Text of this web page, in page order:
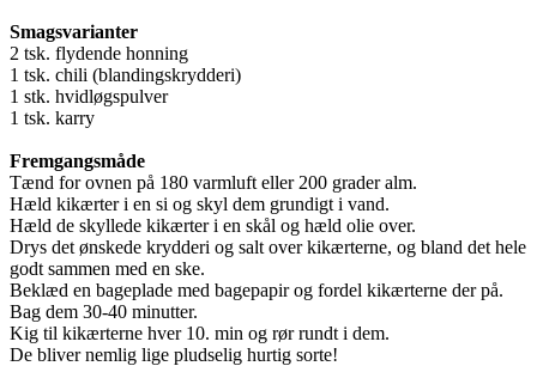
Smagsvarianter
2 tsk. flydende honning
1 tsk. chili (blandingskrydderi)
1 stk. hvidløgspulver
1 tsk. karry
Fremgangsmåde
Tænd for ovnen på 180 varmluft eller 200 grader alm.
Hæld kikærter i en si og skyl dem grundigt i vand.
Hæld de skyllede kikærter i en skål og hæld olie over.
Drys det ønskede krydderi og salt over kikærterne, og bland det hele
godt sammen med en ske.
Beklæd en bageplade med bagepapir og fordel kikærterne der på.
Bag dem 30-40 minutter.
Kig til kikærterne hver 10. min og rør rundt i dem.
De bliver nemlig lige pludselig hurtig sorte!